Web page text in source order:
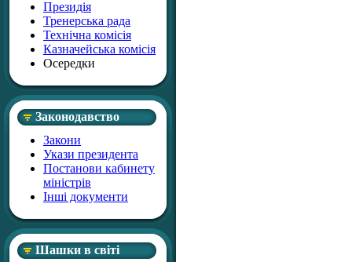
Президія
Тренерська рада
Технічна комісія
Казначейська комісія
Осередки
Законодавство
Закони
Укази президента
Постанови кабинету
міністрів
Інші документи
Шашки в світі